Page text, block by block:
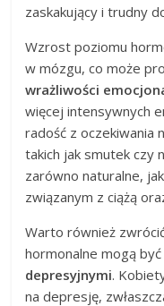
zaskakujący i trudny
Wzrost poziomu
w mózgu, co może
wrażliwości
więcej intensywnych
radość z oczekiwania
takich jak smutek czy
zarówno naturalne,
związanym z ciążą
Warto również
hormonalne mogą
depresyjnymi.
na depresję,